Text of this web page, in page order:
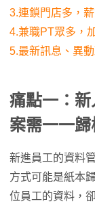
3.連鎖門店多，
4.兼職PT眾多，
5.最新訊息、異
痛點一：
案需一一
新進員工的資料
方式可能是紙本
位員工的資料，